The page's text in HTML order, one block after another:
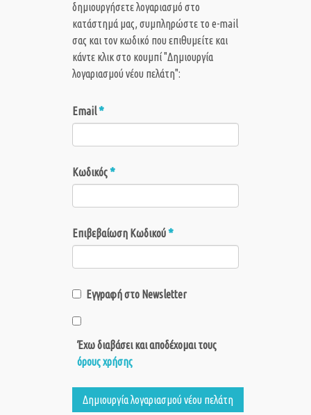
δημιουργήσετε λογαριασμό στο
κατάστημά μας, συμπληρώστε το e-mail
σας και τον κωδικό που επιθυμείτε και
κάντε κλικ στο κουμπί "Δημιουργία
λογαριασμού νέου πελάτη":
Email*
Κωδικός*
Επιβεβαίωση Κωδικού*
Εγγραφή στο Newsletter
Έχω διαβάσει και αποδέχομαι τους
όρους χρήσης
Δημιουργία λογαριασμού νέου πελάτη